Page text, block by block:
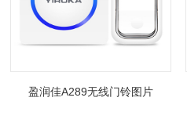
盈润佳A289无线门铃图片